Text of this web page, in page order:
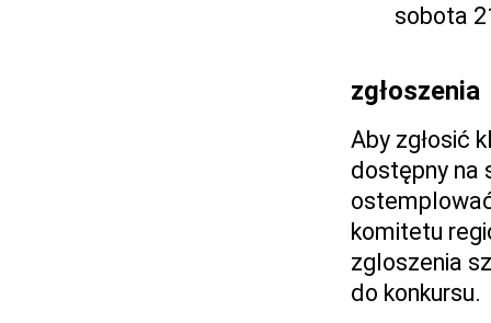
sobota
zgłoszenia
Aby zgłosić
dostępny na
komitetu
zgloszenia
do konkursu.